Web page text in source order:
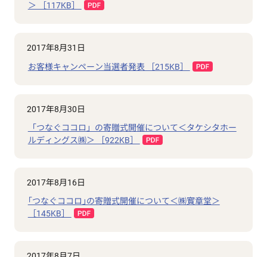
＞ ［117KB］
2017年8月31日
お客様キャンペーン当選者発表 ［215KB］
2017年8月30日
「つなぐココロ」の寄贈式開催について＜タケシタホー
ルディングス㈱＞ ［922KB］
2017年8月16日
｢つなぐココロ｣の寄贈式開催について＜㈱寳章堂＞
［145KB］